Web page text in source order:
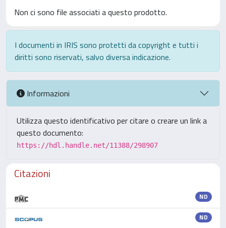
Non ci sono file associati a questo prodotto.
I documenti in IRIS sono protetti da copyright e tutti i
diritti sono riservati, salvo diversa indicazione.
Informazioni
Utilizza questo identificativo per citare o creare un link a
questo documento:
https://hdl.handle.net/11388/298907
Citazioni
ND
ND